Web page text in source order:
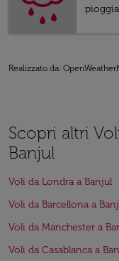
Realizzato da:
Scopri altri
Banjul
Voli da Londra a Banjul
Voli da Barcellona a
Voli da Manchester a
Voli da Casablanca a